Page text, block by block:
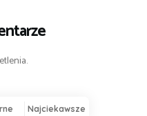
Najciekawsze